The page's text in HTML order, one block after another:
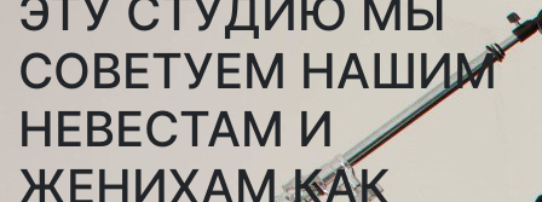
ЭТУ СТУДИЮ МЫ
СОВЕТУЕМ НАШИМ
НЕВЕСТАМ И
ЖЕНИХАМ КАК